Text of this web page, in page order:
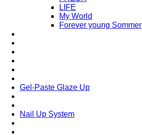
LIFE
My World
Forever young Sommer
Gel-Paste Glaze Up
Nail Up System